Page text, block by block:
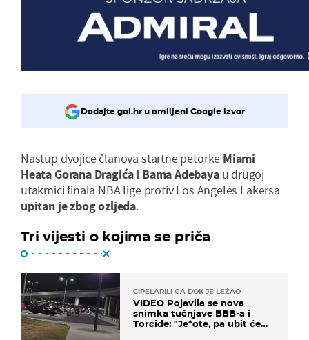
Dodajte gol.hr u omiljeni Google izvor
Nastup dvojice članova startne petorke Miami
Heata Gorana Dragića i Bama Adebayau drugoj
utakmici finala NBA lige protiv Los Angeles Lakersa
upitan je zbog ozljeda.
Tri vijesti o kojima se priča
CIPELARILI GA DOK JE LEŽAO
VIDEO Pojavila se nova
snimka tučnjave BBB-a i
Torcide: "Je*ote, pa ubit će